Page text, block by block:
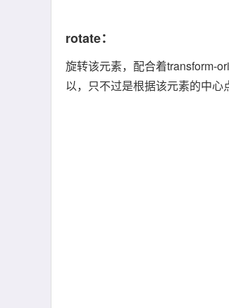
rotate：
旋转该元素，配合着transform-
以，只不过是根据该元素的中心